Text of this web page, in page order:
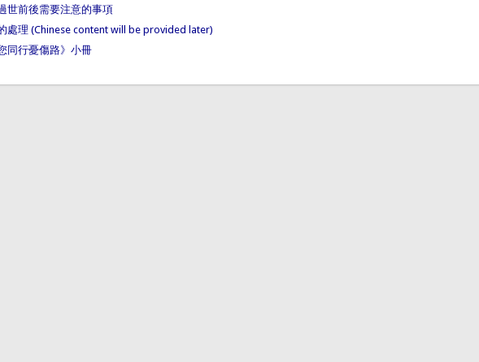
世前後需要注意的事項
處理 (Chinese content will be provided later)
同行憂傷路》小冊